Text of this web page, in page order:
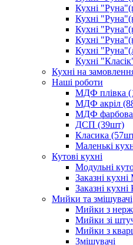
Кухні
Кухні
Кухні
Кухні
Кухні
Кухні
Кухні на
Наші роботи
МДФ плівка
МДФ акріл
МДФ
ДСП (39шт)
Класика
Маленькі
Кутові кухні
Модульні
Заказні
Заказні кухні
Мийки та змішувачі
Мийки з
Мийки зі
Мийки з
Змішувачі